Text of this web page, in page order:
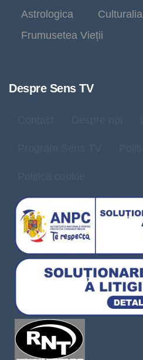
Astrologica
Culturalia
Frumusetea Vieții
Despre Sens TV